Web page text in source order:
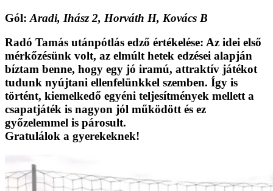
Gól: Aradi, Ihász 2, Horváth H, Kovács B
Radó Tamás utánpótlás edző értékelése: Az idei első
mérkőzésünk volt, az elmúlt hetek edzései alapján
bíztam benne, hogy egy jó iramú, attraktív játékot
tudunk nyújtani ellenfelünkkel szemben. Így is
történt, kiemelkedő egyéni teljesítmények mellett a
csapatjáték is nagyon jól működött és ez
győzelemmel is párosult.
Gratulálok a gyerekeknek!